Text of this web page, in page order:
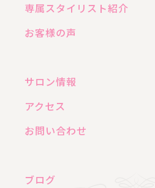
専属スタイリスト紹介
お客様の声
サロン情報
アクセス
お問い合わせ
ブログ